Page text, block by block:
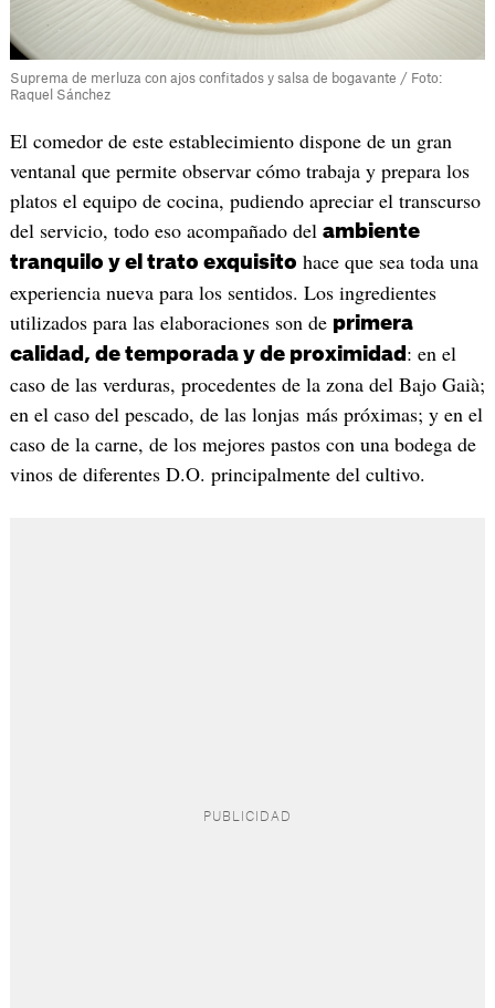
Suprema de merluza con ajos confitados y salsa de bogavante / Foto:
Raquel Sánchez
El comedor de este establecimiento dispone de un gran
ventanal que permite observar cómo trabaja y prepara los
platos el equipo de cocina, pudiendo apreciar el transcurso
del servicio, todo eso acompañado del ambiente
tranquilo y el trato exquisito hace que sea toda una
experiencia nueva para los sentidos. Los ingredientes
utilizados para las elaboraciones son de primera
calidad, de temporada y de proximidad : en el
caso de las verduras, procedentes de la zona del Bajo Gaià;
en el caso del pescado, de las lonjas más próximas; y en el
caso de la carne, de los mejores pastos con una bodega de
vinos de diferentes D.O. principalmente del cultivo.